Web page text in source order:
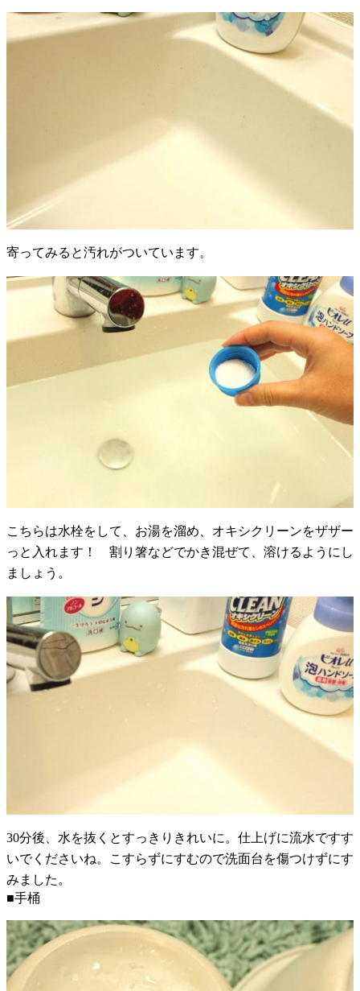
寄ってみると汚れがついています。
こちらは水栓をして、お湯を溜め、オキシクリーンをザザー
っと入れます！ 割り箸などでかき混ぜて、溶けるようにし
ましょう。
30分後、水を抜くとすっきりきれいに。仕上げに流水ですす
いでくださいね。こすらずにすむので洗面台を傷つけずにす
みました。
■手桶